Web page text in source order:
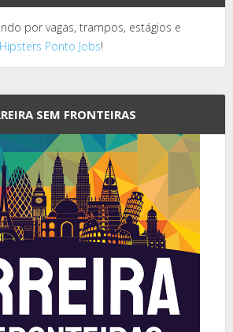
por vagas, trampos, estágios e
Hipsters Ponto Jobs!
SEM FRONTEIRAS